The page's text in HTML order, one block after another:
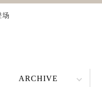
场
ARCHIVE